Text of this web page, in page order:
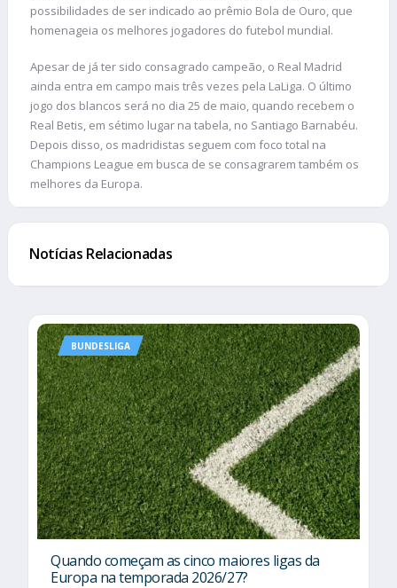
possibilidades de ser indicado ao prêmio Bola de Ouro, que
homenageia os melhores jogadores do futebol mundial.
Apesar de já ter sido consagrado campeão, o Real Madrid
ainda entra em campo mais três vezes pela LaLiga. O último
jogo dos blancos será no dia 25 de maio, quando recebem o
Real Betis, em sétimo lugar na tabela, no Santiago Barnabéu.
Depois disso, os madridistas seguem com foco total na
Champions League em busca de se consagrarem também os
melhores da Europa.
Notícias Relacionadas
BUNDESLIGA
Quando começam as cinco maiores ligas da
Europa na temporada 2026/27?